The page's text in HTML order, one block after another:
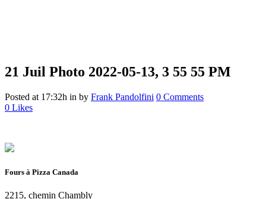
21 Juil Photo 2022-05-13, 3 55 55 PM
Posted at 17:32h in by Frank Pandolfini 0 Comments
0 Likes
Fours à Pizza Canada
2215, chemin Chambly